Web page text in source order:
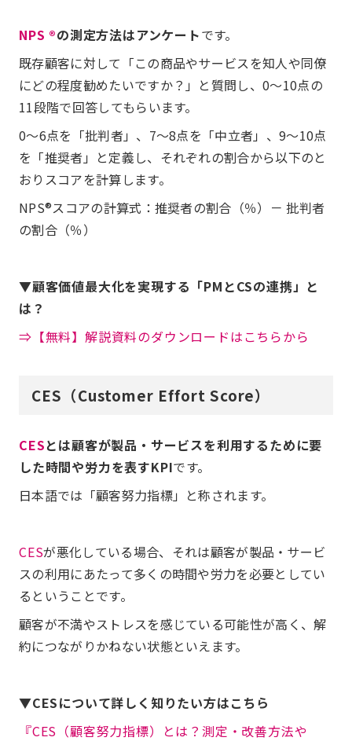
NPS ®の測定方法はアンケートです。
既存顧客に対して「この商品やサービスを知人や同僚
にどの程度勧めたいですか？」と質問し、0～10点の
11段階で回答してもらいます。
0～6点を「批判者」、7～8点を「中立者」、9～10点
を「推奨者」と定義し、それぞれの割合から以下のと
おりスコアを計算します。
NPS®スコアの計算式：推奨者の割合（％）－ 批判者
の割合（％）
▼顧客価値最大化を実現する「PMとCSの連携」と
は？
⇒【無料】解説資料のダウンロードはこちらから
CES（Customer Effort Score）
CESとは顧客が製品・サービスを利用するために要
した時間や労力を表すKPIです。
日本語では「顧客努力指標」と称されます。
CESが悪化している場合、それは顧客が製品・サービ
スの利用にあたって多くの時間や労力を必要としてい
るということです。
顧客が不満やストレスを感じている可能性が高く、解
約につながりかねない状態といえます。
▼CESについて詳しく知りたい方はこちら
『CES（顧客努力指標）とは？測定・改善方法や